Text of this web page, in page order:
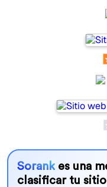
Sorankes una
clasificar tu